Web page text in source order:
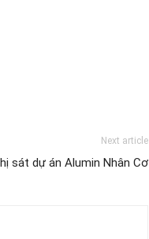
Next article
sát dự án Alumin Nhân Cơ